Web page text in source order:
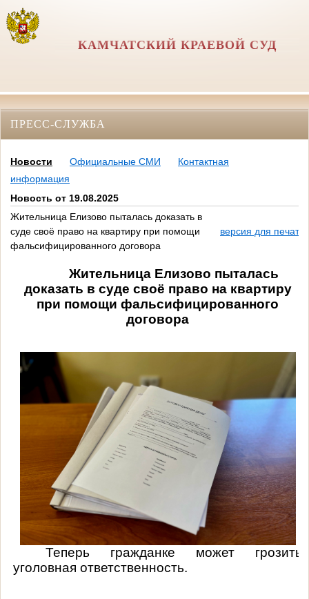
КАМЧАТСКИЙ КРАЕВОЙ СУД
ПРЕСС-СЛУЖБА
Новости Официальные СМИ
Контактная
информация
Новость от 19.08.2025
Жительница Елизово пыталась доказать в
суде своё право на квартиру при помощи
фальсифицированного договора
версия для печати
Жительница Елизово пыталась
доказать в суде своё право на квартиру
при помощи фальсифицированного
договора
Теперь гражданке может грозить
уголовная ответственность.